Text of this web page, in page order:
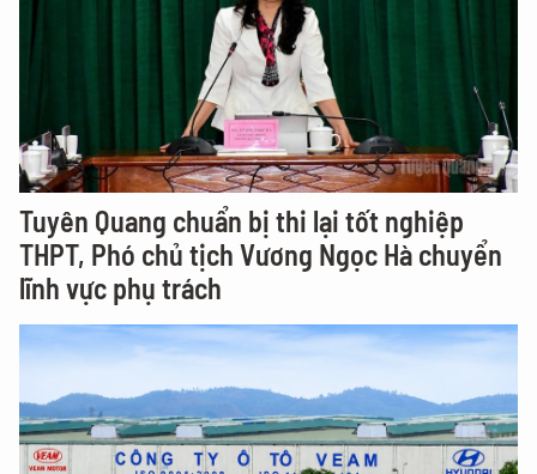
Tuyên Quang chuẩn bị thi lại tốt nghiệp
THPT, Phó chủ tịch Vương Ngọc Hà chuyển
lĩnh vực phụ trách